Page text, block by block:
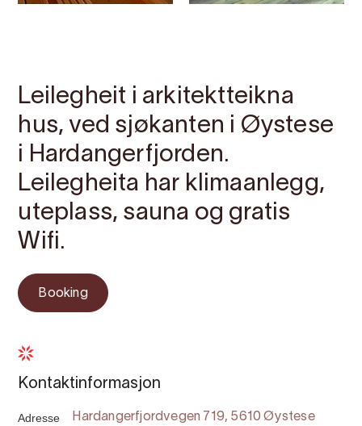
Leilegheit i arkitektteikna
hus, ved sjøkanten i Øystese
i Hardangerfjorden.
Leilegheita har klimaanlegg,
uteplass, sauna og gratis
Wifi.
Booking
Kontaktinformasjon
Adresse Hardangerfjordvegen 719, 5610 Øystese